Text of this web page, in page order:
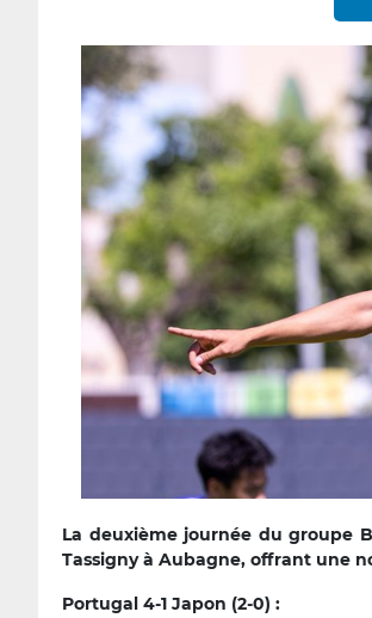
La deuxième journée du groupe
Tassigny à Aubagne, offrant une
Portugal 4-1 Japon (2-0) :